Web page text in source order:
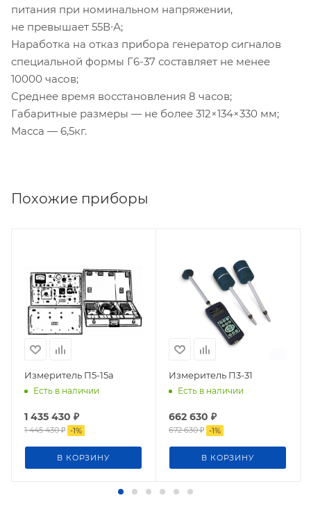
питания при номинальном напряжении,
не превышает 55В∙А;
Наработка на отказ прибора генератор сигналов
специальной формы Г6-37 составляет не менее
10000 часов;
Среднее время восстановления 8 часов;
Габаритные размеры — не более 312×134×330 мм;
Масса — 6,5кг.
Похожие приборы
Измеритель П5-15а
Есть в наличии
1 435 430 ₽
1 445 430₽ -1%
В КОРЗИНУ
Измеритель П3-31
Есть в наличии
662 630 ₽
672 630₽ -1%
В КОРЗИНУ